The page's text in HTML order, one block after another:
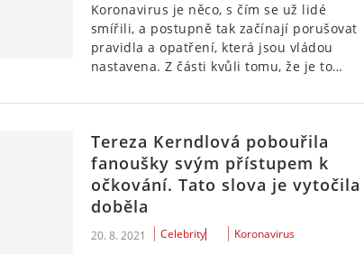
Koronavirus je něco, s čím se už lidé
smířili, a postupně tak začínají porušovat
pravidla a opatření, která jsou vládou
nastavena. Z části kvůli tomu, že je to…
Tereza Kerndlová pobouřila
fanoušky svým přístupem k
očkování. Tato slova je vytočila
doběla
20. 8. 2021 Celebrity Koronavirus